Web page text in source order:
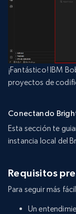
¡Fantástico! IBM
proyectos de
Conectando
Esta sección te
instancia local del
Requisitos
Para seguir más
Un